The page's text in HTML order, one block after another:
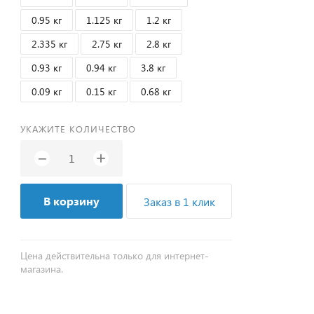
0.95 кг
1.125 кг
1.2 кг
2.335 кг
2.75 кг
2.8 кг
0.93 кг
0.94 кг
3.8 кг
0.09 кг
0.15 кг 0.68 кг
УКАЖИТЕ КОЛИЧЕСТВО
− +
В корзину Заказ в 1 клик
Цена действительна только для интернет-
магазина.